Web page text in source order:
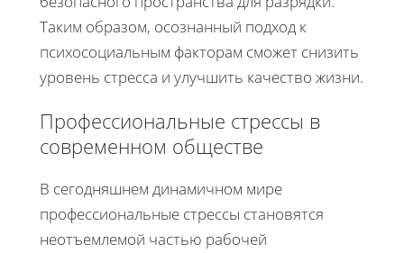
Таким образом, осознанный подход к
психосоциальным факторам сможет снизить
уровень стресса и улучшить качество жизни.
Профессиональные стрессы в
современном обществе
В сегодняшнем динамичном мире
профессиональные стрессы становятся
неотъемлемой частью рабочей